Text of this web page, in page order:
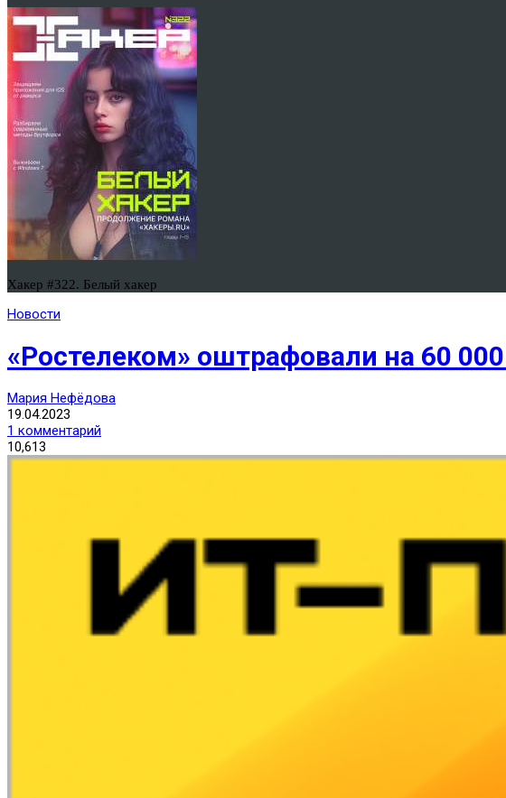
Хакер #322. Белый хакер
Новости
«Ростелеком» оштрафовали на 60
Мария Нефёдова
19.04.2023
1 комментарий
10,613